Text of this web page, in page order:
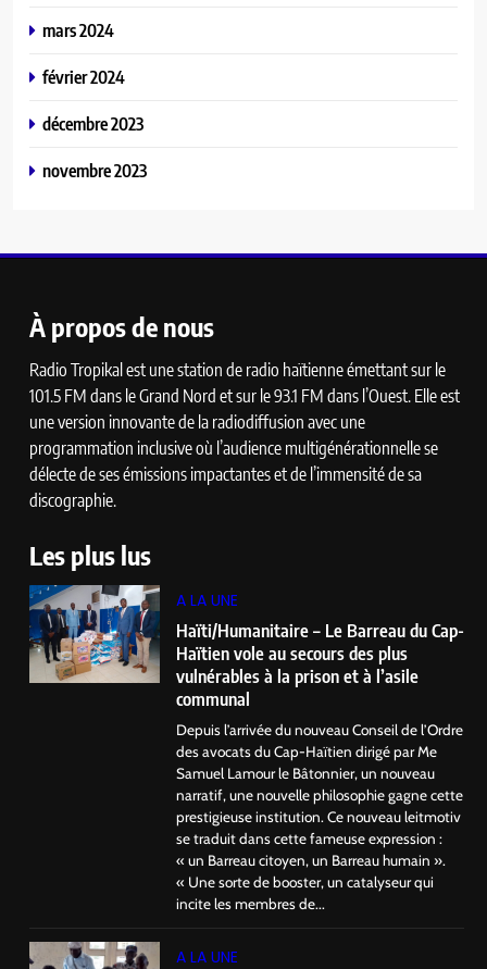
mars 2024
février 2024
décembre 2023
novembre 2023
À propos de nous
Radio Tropikal est une station de radio haïtienne émettant sur le
101.5 FM dans le Grand Nord et sur le 93.1 FM dans l’Ouest. Elle est
une version innovante de la radiodiffusion avec une
programmation inclusive où l’audience multigénérationnelle se
délecte de ses émissions impactantes et de l’immensité de sa
discographie.
Les plus lus
A LA UNE
Haïti/Humanitaire – Le Barreau du Cap-
Haïtien vole au secours des plus
vulnérables à la prison et à l’asile
communal
Depuis l’arrivée du nouveau Conseil de l’Ordre
des avocats du Cap-Haïtien dirigé par Me
Samuel Lamour le Bâtonnier, un nouveau
narratif, une nouvelle philosophie gagne cette
prestigieuse institution. Ce nouveau leitmotiv
se traduit dans cette fameuse expression :
« un Barreau citoyen, un Barreau humain ».
« Une sorte de booster, un catalyseur qui
incite les membres de...
A LA UNE